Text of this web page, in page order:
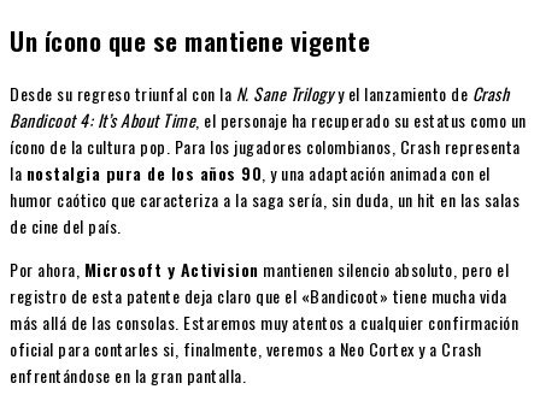
Un ícono que se mantiene vigente
Desde su regreso triunfal con la N. Sane Trilogyy el lanzamiento de Crash
Bandicoot 4: It’s About Time, el personaje ha recuperado su estatus como un
ícono de la cultura pop. Para los jugadores colombianos, Crash representa
la nostalgia pura de los años 90, y una adaptación animada con el
humor caótico que caracteriza a la saga sería, sin duda, un hit en las salas
de cine del país.
Por ahora, Microsoft y Activision mantienen silencio absoluto, pero el
registro de esta patente deja claro que el «Bandicoot» tiene mucha vida
más allá de las consolas. Estaremos muy atentos a cualquier confirmación
oficial para contarles si, finalmente, veremos a Neo Cortex y a Crash
enfrentándose en la gran pantalla.